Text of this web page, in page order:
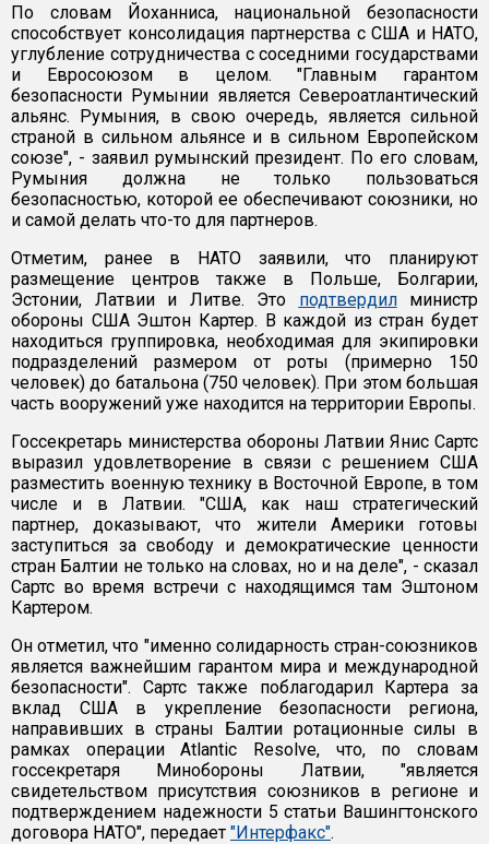
По словам Йоханниса, национальной безопасности
способствует консолидация партнерства с США и НАТО,
углубление сотрудничества с соседними государствами
и Евросоюзом в целом. "Главным гарантом
безопасности Румынии является Североатлантический
альянс. Румыния, в свою очередь, является сильной
страной в сильном альянсе и в сильном Европейском
союзе", - заявил румынский президент. По его словам,
Румыния должна не только пользоваться
безопасностью, которой ее обеспечивают союзники, но
и самой делать что-то для партнеров.
Отметим, ранее в НАТО заявили, что планируют
размещение центров также в Польше, Болгарии,
Эстонии, Латвии и Литве. Это подтвердилминистр
обороны США Эштон Картер. В каждой из стран будет
находиться группировка, необходимая для экипировки
подразделений размером от роты (примерно 150
человек) до батальона (750 человек). При этом большая
часть вооружений уже находится на территории Европы.
Госсекретарь министерства обороны Латвии Янис Сартс
выразил удовлетворение в связи с решением США
разместить военную технику в Восточной Европе, в том
числе и в Латвии. "США, как наш стратегический
партнер, доказывают, что жители Америки готовы
заступиться за свободу и демократические ценности
стран Балтии не только на словах, но и на деле", - сказал
Сартс во время встречи с находящимся там Эштоном
Картером.
Он отметил, что "именно солидарность стран-союзников
является важнейшим гарантом мира и международной
безопасности". Сартс также поблагодарил Картера за
вклад США в укрепление безопасности региона,
направивших в страны Балтии ротационные силы в
рамках операции Atlantic Resolve, что, по словам
госсекретаря Минобороны Латвии, "является
свидетельством присутствия союзников в регионе и
подтверждением надежности 5 статьи Вашингтонского
договора НАТО", передает "Интерфакс".